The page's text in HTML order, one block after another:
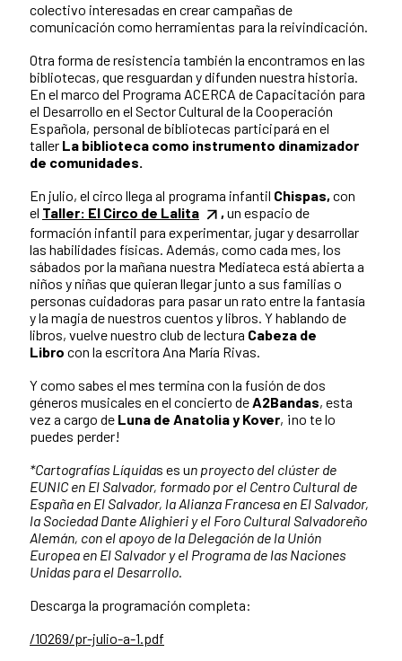
colectivo interesadas en crear campañas de
comunicación como herramientas para la reivindicación.
Otra forma de resistencia también la encontramos en las
bibliotecas, que resguardan y difunden nuestra historia.
En el marco del Programa ACERCA de Capacitación para
el Desarrollo en el Sector Cultural de la Cooperación
Española, personal de bibliotecas participará en el
taller La biblioteca como instrumento dinamizador
de comunidades.
En julio, el circo llega al programa infantil Chispas, con
el Taller: El Circo de Lalita , un espacio de
formación infantil para experimentar, jugar y desarrollar
las habilidades físicas. Además, como cada mes, los
sábados por la mañana nuestra Mediateca está abierta a
niños y niñas que quieran llegar junto a sus familias o
personas cuidadoras para pasar un rato entre la fantasía
y la magia de nuestros cuentos y libros. Y hablando de
libros, vuelve nuestro club de lectura Cabeza de
Libro con la escritora Ana María Rivas.
Y como sabes el mes termina con la fusión de dos
géneros musicales en el concierto deA2Bandas, esta
vez a cargo de Luna de Anatolia y Kover, ¡no te lo
puedes perder!
*Cartografías Líquidas es un proyecto del clúster de
EUNIC en El Salvador, formado por el Centro Cultural de
España en El Salvador, la Alianza Francesa en El Salvador,
la Sociedad Dante Alighieri y el Foro Cultural Salvadoreño
Alemán, con el apoyo de la Delegación de la Unión
Europea en El Salvador y el Programa de las Naciones
Unidas para el Desarrollo.
Descarga la programación completa:
/10269/pr-julio-a-1.pdf